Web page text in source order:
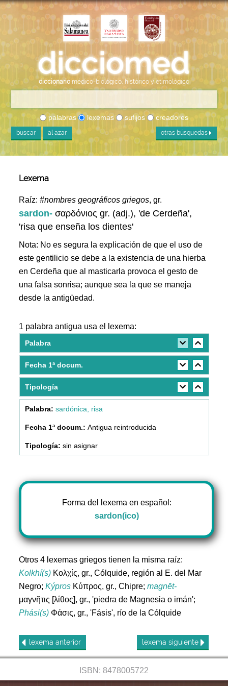
diccionario médico-biológico, histórico y etimológico
palabras lexemas sufijos creadores
buscar al azar otras búsquedas
Lexema
Raíz:#nombres geográficos griegos, gr.
sardon-σαρδόνιος gr. (adj.), 'de Cerdeña',
'risa que enseña los dientes'
Nota: No es segura la explicación de que el uso de
este gentilicio se debe a la existencia de una hierba
en Cerdeña que al masticarla provoca el gesto de
una falsa sonrisa; aunque sea la que se maneja
desde la antigüedad.
1 palabra antigua usa el lexema:
Palabra
Fecha 1ª docum.
Tipología
sardónica, risa
Antigua reintroducida
sin asignar
Forma del lexema en español:
sardon(ico)
Otros 4 lexemas griegos tienen la misma raíz:
Kolkhí(s) Κολχίς, gr., Cólquide, región al E. del Mar
Negro;Kýpros Κύπρος, gr., Chipre;magnēt-
μαγνῆτις [λίθος], gr., 'piedra de Magnesia o imán';
Phási(s) Φάσις, gr., 'Fásis', río de la Cólquide
lexema anterior lexema siguiente
ISBN: 8478005722